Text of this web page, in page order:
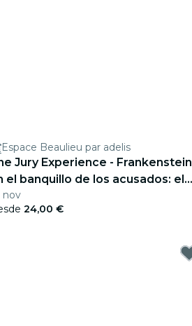
Espace Beaulieu par adelis
Jury Experience - Frankenstein
el banquillo de los acusados: el
que desafió a Dios
nov
24,00 €